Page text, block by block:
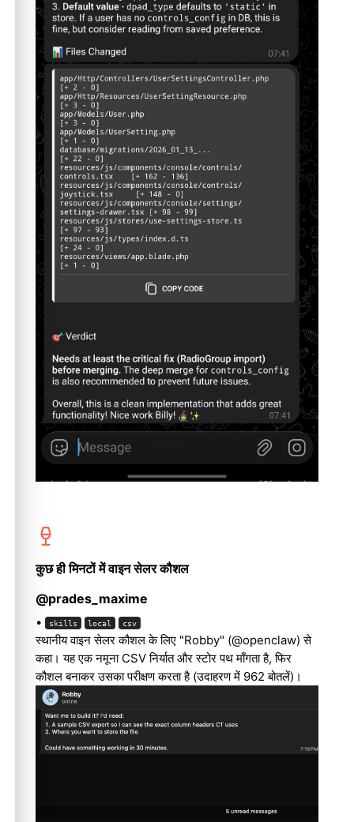
कुछ ही मिनटों में वाइन सेलर कौशल
@prades_maxime
• skills local csv
स्थानीय वाइन सेलर कौशल के लिए "Robby" (@openclaw) से
कहा। यह एक नमूना CSV निर्यात और स्टोर पथ माँगता है, फिर
कौशल बनाकर उसका परीक्षण करता है (उदाहरण में 962 बोतलें)।